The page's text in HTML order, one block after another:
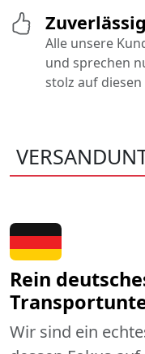
Zuverlässig
Alle unsere
und sprechen
stolz auf diesen
Rein
Wir sind ein